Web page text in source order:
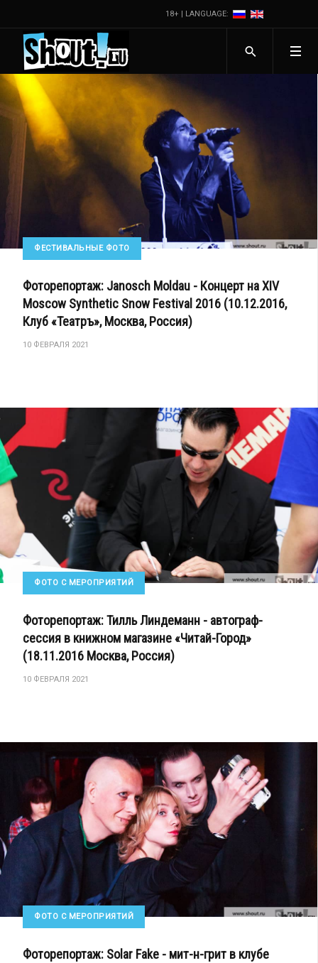
18+ | LANGUAGE:
ФЕСТИВАЛЬНЫЕ ФОТО
Фоторепортаж: Janosch Moldau - Концерт на XIV
Moscow Synthetic Snow Festival 2016 (10.12.2016,
Клуб «Театръ», Москва, Россия)
10 ФЕВРАЛЯ 2021
ФОТО С МЕРОПРИЯТИЙ
Фоторепортаж: Тилль Линдеманн - автограф-
сессия в книжном магазине «Читай-Город»
(18.11.2016 Москва, Россия)
10 ФЕВРАЛЯ 2021
ФОТО С МЕРОПРИЯТИЙ
Фоторепортаж: Solar Fake - мит-н-грит в клубе